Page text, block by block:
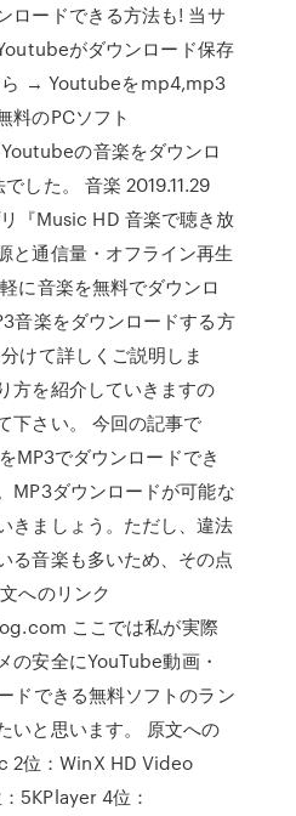
ロードできる方法も! 当サ
がダウンロード保存
ら → Youtubeをmp4,mp3
料のPCソフト
の音楽をダウンロ
した。 音楽 2019.11.29
『Music HD 音楽で聴き放
と通信量・オフライン再生
に音楽を無料でダウンロ
音楽をダウンロードする方
けて詳しくご説明しま
方を紹介していきますの
下さい。 今回の記事で
MP3でダウンロードでき
MP3ダウンロードが可能な
きましょう。ただし、違法
る音楽も多いため、その点
へのリンク
ここでは私が実際
の安全にYouTube動画・
ドできる無料ソフトのラン
いと思います。 原文への
2位：WinX HD Video
5KPlayer 4位：